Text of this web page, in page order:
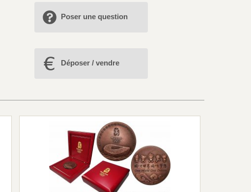
Poser une question
Déposer / vendre